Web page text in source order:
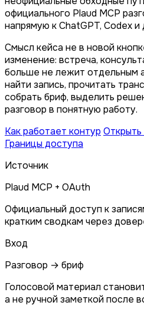
официального Plaud MCP
напрямую к ChatGPT, Codex
Смысл кейса не в новой
изменение: встреча,
больше не лежит отдельным
найти запись, прочитать
собрать бриф, выделить
разговор в понятную работу.
Как работает контур
Границы доступа
Источник
Plaud MCP + OAuth
Официальный доступ к
кратким сводкам через
Вход
Разговор → бриф
Голосовой материал
а не ручной заметкой после